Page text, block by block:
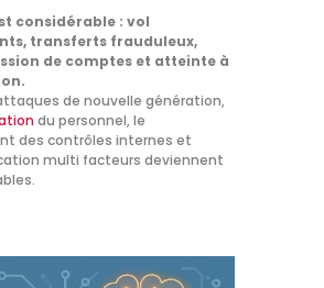
considérable : vol
transferts frauduleux,
de comptes et atteinte à
de nouvelle génération,
du personnel, le
des contrôles internes et
multi facteurs deviennent